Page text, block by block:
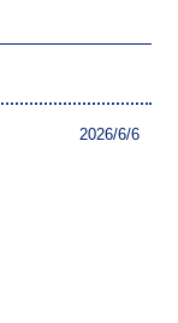
2026/6/6